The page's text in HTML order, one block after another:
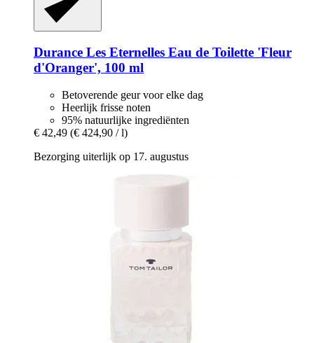
Durance Les Eternelles Eau de Toilette 'Fleur
d'Oranger', 100 ml
Betoverende geur voor elke dag
Heerlijk frisse noten
95% natuurlijke ingrediënten
€ 42,49 (€ 424,90 / l)
Bezorging uiterlijk op 17. augustus